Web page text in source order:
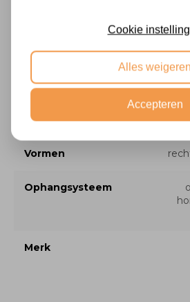
Stijl
Profiel breedte
Type
Vormen
Ophangsysteem
Merk
Cookie
Alles weigeren
Accepteren